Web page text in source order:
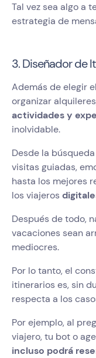
Tal vez sea algo a
estrategia de
3. Diseñador de
Además de elegir
organizar
actividades y
inolvidable.
Desde la
visitas guiadas,
hasta los mejores
los viajeros
Después de todo,
vacaciones sean
mediocres.
Por lo tanto, el
itinerarios es, sin
respecta a los
Por ejemplo, al
viajero, tu bot o
incluso podrá